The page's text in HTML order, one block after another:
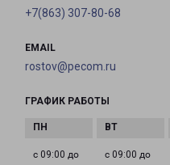
+7(863) 307-80-68
EMAIL
rostov@pecom.ru
ГРАФИК РАБОТЫ
с 09:00 до
с 09:00 до